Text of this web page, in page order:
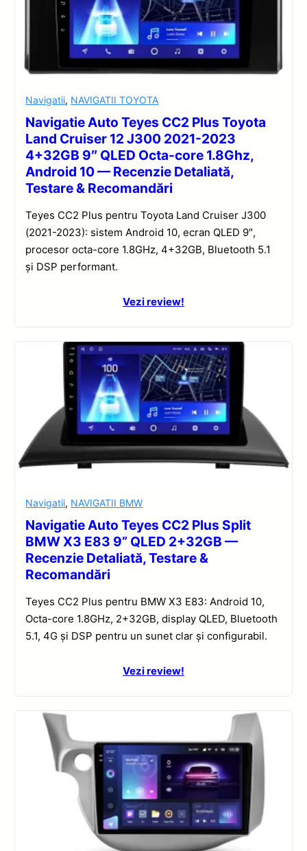
Navigatii, NAVIGATII TOYOTA
Navigatie Auto Teyes CC2 Plus Toyota
Land Cruiser 12 J300 2021-2023
4+32GB 9″ QLED Octa-core 1.8Ghz,
Android 10 — Recenzie Detaliată,
Testare & Recomandări
Teyes CC2 Plus pentru Toyota Land Cruiser J300
(2021-2023): sistem Android 10, ecran QLED 9″,
procesor octa-core 1.8GHz, 4+32GB, Bluetooth 5.1
și DSP performant.
Vezi review!
Navigatii, NAVIGATII BMW
Navigatie Auto Teyes CC2 Plus Split
BMW X3 E83 9” QLED 2+32GB —
Recenzie Detaliată, Testare &
Recomandări
Teyes CC2 Plus pentru BMW X3 E83: Android 10,
Octa-core 1.8GHz, 2+32GB, display QLED, Bluetooth
5.1, 4G și DSP pentru un sunet clar și configurabil.
Vezi review!